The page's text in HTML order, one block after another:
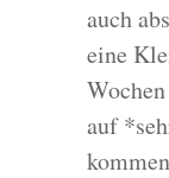
auch
eine
auf